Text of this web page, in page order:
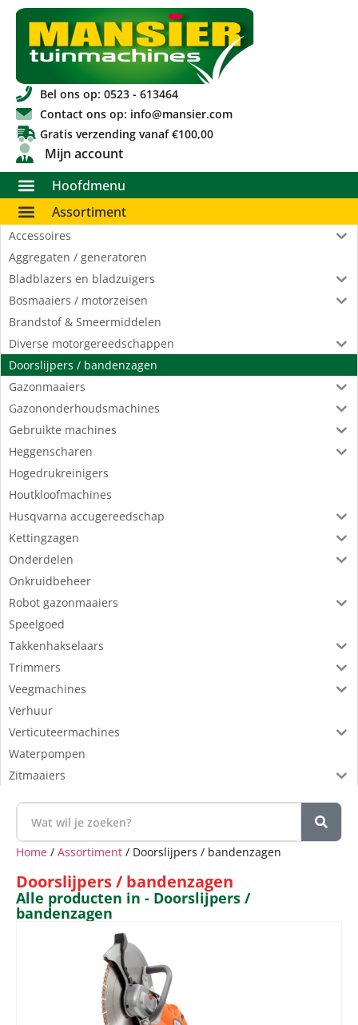
Bel ons op: 0523 - 613464
Contact ons op: info@mansier.com
Gratis verzending vanaf €100,00
Mijn account
Hoofdmenu
Assortiment
Accessoires
Aggregaten / generatoren
Bladblazers en bladzuigers
Bosmaaiers / motorzeisen
Brandstof & Smeermiddelen
Diverse motorgereedschappen
Doorslijpers / bandenzagen
Gazonmaaiers
Gazononderhoudsmachines
Gebruikte machines
Heggenscharen
Hogedrukreinigers
Houtkloofmachines
Husqvarna accugereedschap
Kettingzagen
Onderdelen
Onkruidbeheer
Robot gazonmaaiers
Speelgoed
Takkenhakselaars
Trimmers
Veegmachines
Verhuur
Verticuteermachines
Waterpompen
Zitmaaiers
Home / Assortiment / Doorslijpers / bandenzagen
Doorslijpers / bandenzagen
Alle producten in - Doorslijpers /
bandenzagen